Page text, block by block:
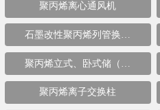
聚丙烯离心通风机
石墨改性聚丙烯列管换…
聚丙烯立式、卧式储（…
聚丙烯离子交换柱